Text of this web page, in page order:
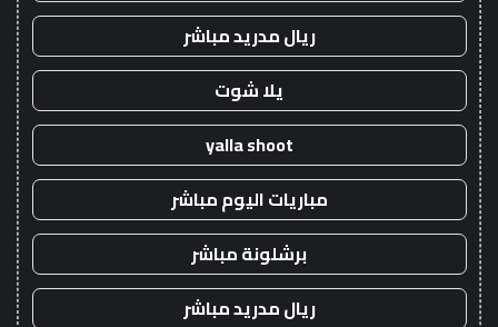
ريال مدريد مباشر
يلا شوت
yalla shoot
مباريات اليوم مباشر
برشلونة مباشر
ريال مدريد مباشر